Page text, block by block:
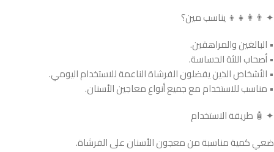
✦ 👨‍👩‍👧‍👦 يناسب مين؟
• البالغين والمراهقين.
• أصحاب اللثة الحساسة.
• الأشخاص الذين يفضلون الفرشاة الناعمة للاستخدام اليومي.
• مناسب للاستخدام مع جميع أنواع معاجين الأسنان.
✦ 🧴 طريقة الاستخدام
ضعي كمية مناسبة من معجون الأسنان على الفرشاة.